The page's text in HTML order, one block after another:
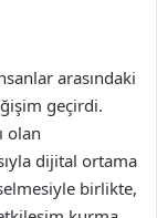
arasındaki
geçirdi.
olan
dijital ortama
birlikte,